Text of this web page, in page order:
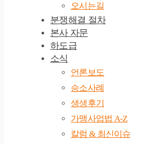
오시는길
분쟁해결 절차
본사 자문
하도급
소식
언론보도
승소사례
생생후기
가맹사업법 A-Z
칼럼 & 최신이슈